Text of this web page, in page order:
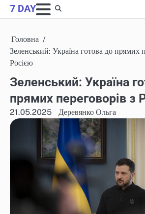
Skip
to
7 DAY
Головна
Зеленський: Україна готова до прямих
Росією
Зеленський: Україна
прямих переговорів з
21.05.2025 Деревянко Ольга